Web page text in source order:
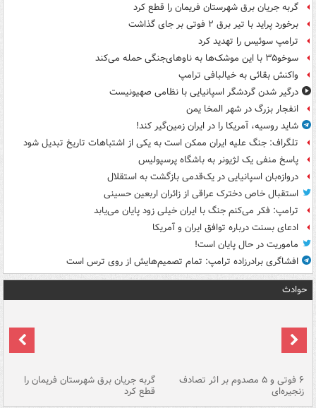
گربه جریان برق شهرستان فریمان را قطع کرد
برخورد پراید با تیر برق ۲ فوتی بر جای گذاشت
ترامپ سوئیس را تهدید کرد
سوخو۳۵ با این موشک‌ها به ناوهای‌جنگی حمله می‌کند
واکنش بقائی به خیالبافی ترامپ
درگیر شدن گردشگر اسپانیایی با نظامی صهیونیست
انفجار بزرگ در شهر المخا یمن
شاید روسیه، آمریکا را در ایران زمین‌گیر کند!
تلگراف: جنگ علیه ایران ممکن است به یکی از اشتباهات تاریخ تبدیل شود
پاسخ منفی یک لژیونر به باشگاه پرسپولیس
دروازه‌بان اسپانیایی در یک‌قدمی بازگشت به استقلال
استقبال خاص دخترک عراقی از زائران اربعین حسینی
ترامپ: فکر می‌کنم جنگ با ایران خیلی زود پایان می‌یابد
ادعای بسنت درباره توافق ایران و آمریکا
ماموریت در حال پایان است!
افشاگری برادرزاده ترامپ: تمام تصمیم‌هایش از روی ترس است
حوادث
۶ فوتی و ۵ مصدوم بر اثر تصادف
زنجیره‌ای
گربه جریان برق شهرستان فریمان را
قطع کرد